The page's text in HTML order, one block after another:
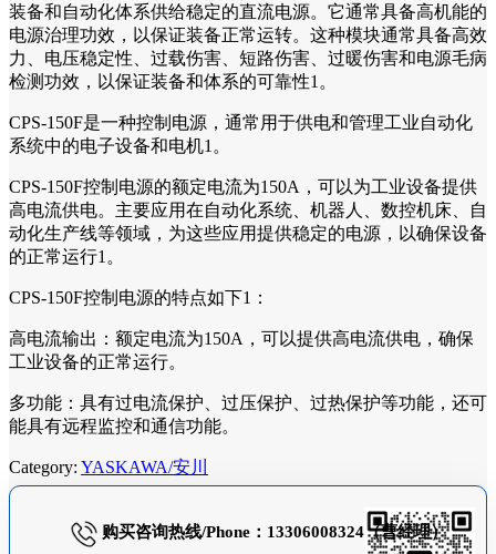
装备和自动化体系供给稳定的直流电源。它通常具备高机能的
电源治理功效，以保证装备正常运转。这种模块通常具备高效
力、电压稳定性、过载伤害、短路伤害、过暖伤害和电源毛病
检测功效，以保证装备和体系的可靠性1。
CPS-150F是一种控制电源，通常用于供电和管理工业自动化
系统中的电子设备和电机1。
CPS-150F控制电源的额定电流为150A，可以为工业设备提供
高电流供电。主要应用在自动化系统、机器人、数控机床、自
动化生产线等领域，为这些应用提供稳定的电源，以确保设备
的正常运行1。
CPS-150F控制电源的特点如下1：
高电流输出：额定电流为150A，可以提供高电流供电，确保
工业设备的正常运行。
多功能：具有过电流保护、过压保护、过热保护等功能，还可
能具有远程监控和通信功能。
Category: YASKAWA/安川
购买咨询热线/Phone：13306008324（曹经理）